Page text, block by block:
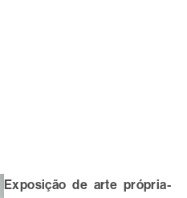
Exposição de arte própria-